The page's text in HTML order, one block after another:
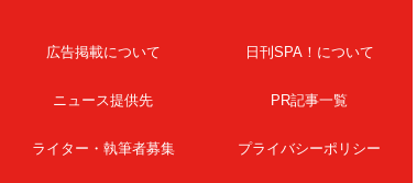
広告掲載について 日刊SPA！について
ニュース提供先 PR記事一覧
ライター・執筆者募集 プライバシーポリシー